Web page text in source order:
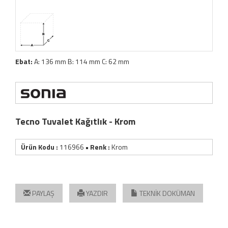
Ebat:A: 136 mm B: 114 mm C: 62 mm
Tecno Tuvalet Kağıtlık - Krom
Ürün Kodu : 116966 • Renk :Krom
PAYLAŞ YAZDIR TEKNİK DOKÜMAN